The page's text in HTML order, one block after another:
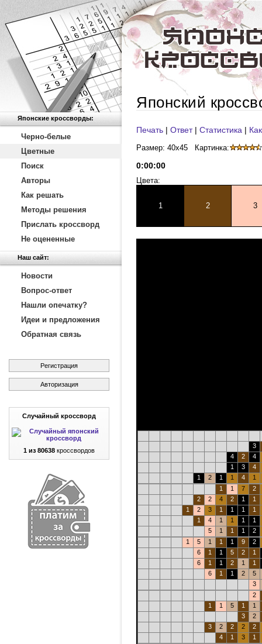
Японские кроссворды:
Черно-белые
Цветные
Поиск
Авторы
Как решать
Методы решения
Прислать кроссворд
Не оцененные
Наш сайт:
Новости
Вопрос-ответ
Нашли опечатку?
Идеи и предложения
Обратная связь
Регистрация
Авторизация
Случайный кроссворд
1 из 80638 кроссвордов
Японский
Печать | Ответ| Статистика |
Размер: 40x45 Картинка:
0:00:00
Цвета:
1 2 3
3
4
2
4
1
3
4
1
2 1 1 4
1
1
1 7
2
2
2 4 2 1
1
1
2 3 1 1 1
1
1
4 1 1 1
1
5
1 1 1
2
1
5 1 1 1 9
2
6
1 1 5 2
1
6
1 1 2 1
1
6
1 1 2
5
3
2
1
1 5 1
1
3
2
3
2 2 2
2
4
1 3
1